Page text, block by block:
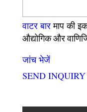
वाटर बार माप की
औद्योगिक और
जांच भेजें
SEND INQUIRY